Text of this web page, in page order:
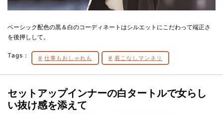
ベーシック配色の黒＆白のコーディネートはシルエットにこだわって端正さ
を後押しして。
Tags： 仕事もおしゃれも 着こなしマンネリ
セットアップインナーの白タートルで女らし
い抜け感を添えて